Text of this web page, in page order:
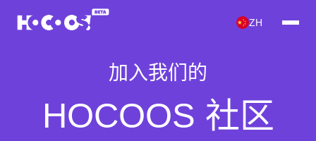
ZH
加入我们的
HOCOOS 社区